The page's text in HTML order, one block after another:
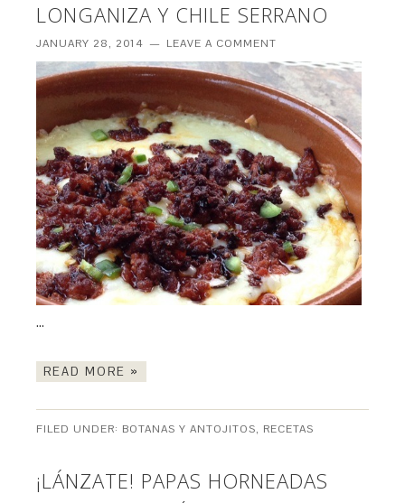
LONGANIZA Y CHILE SERRANO
JANUARY 28, 2014 LEAVE A COMMENT
…
READ MORE »
FILED UNDER: BOTANAS Y ANTOJITOS, RECETAS
¡LÁNZATE! PAPAS HORNEADAS